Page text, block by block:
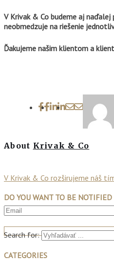
V Krivak & Co budeme aj
neobmedzuje na riešenie
Ďakujeme našim klientom a
About Krivak & Co
V Krivak & Co rozširujeme náš
DO YOU WANT TO BE NOTIFIED
Search for:
CATEGORIES